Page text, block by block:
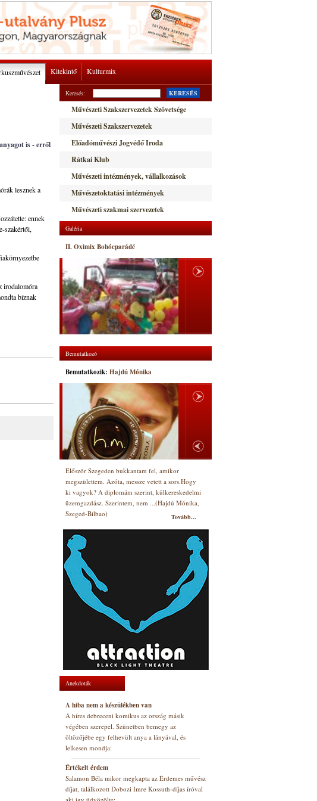
Kitekintő Kulturmix
is - erről
lesznek a
ennek
szakértői,
irodalomóra
bíznak
Keresés: KERESÉS
Művészeti Szakszervezetek Szövetsége
Művészeti Szakszervezetek
Előadóművészi Jogvédő Iroda
Rátkai Klub
Művészeti intézmények, vállalkozások
Művészetoktatási intézmények
Művészeti szakmai szervezetek
Galéria
II. Oximix Bohócparádé
Bemutatkozó
Bemutatkozik: Hajdú Mónika
Először Szegeden bukkantam fel, amikor
megszülettem. Azóta, messze vetett a sors.Hogy
ki vagyok? A diplomám szerint, külkereskedelmi
üzemgazdász. Szerintem, nem ...(Hajdú Mónika,
Szeged-Bilbao)
Tovább...
Anekdoták
A hiba nem a készülékben van
A híres debreceni komikus az ország másik
végében szerepel. Szünetben bemegy az
öltözőjébe egy felhevült anya a lányával, és
lelkesen mondja:
Értékelt érdem
Salamon Béla mikor megkapta az Érdemes művész
díjat, találkozott Dobozi Imre Kossuth-díjas íróval